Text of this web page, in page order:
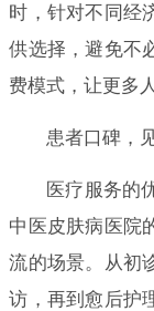
时，针对不同经
供选择，避免不
费模式，让更多
患者口碑，
医疗服务的
中医皮肤病医院
流的场景。从初
访，再到愈后护